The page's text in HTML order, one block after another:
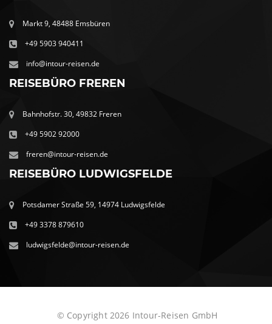
Markt 9, 48488 Emsbüren
+49 5903 940411
info@intour-reisen.de
REISEBÜRO FREREN
Bahnhofstr. 30, 49832 Freren
+49 5902 92000
freren@intour-reisen.de
REISEBÜRO LUDWIGSFELDE
Potsdamer Straße 59, 14974 Ludwigsfelde
+49 3378 879610
ludwigsfelde@intour-reisen.de
© Copyright 2026 Intour-Reisen GmbH